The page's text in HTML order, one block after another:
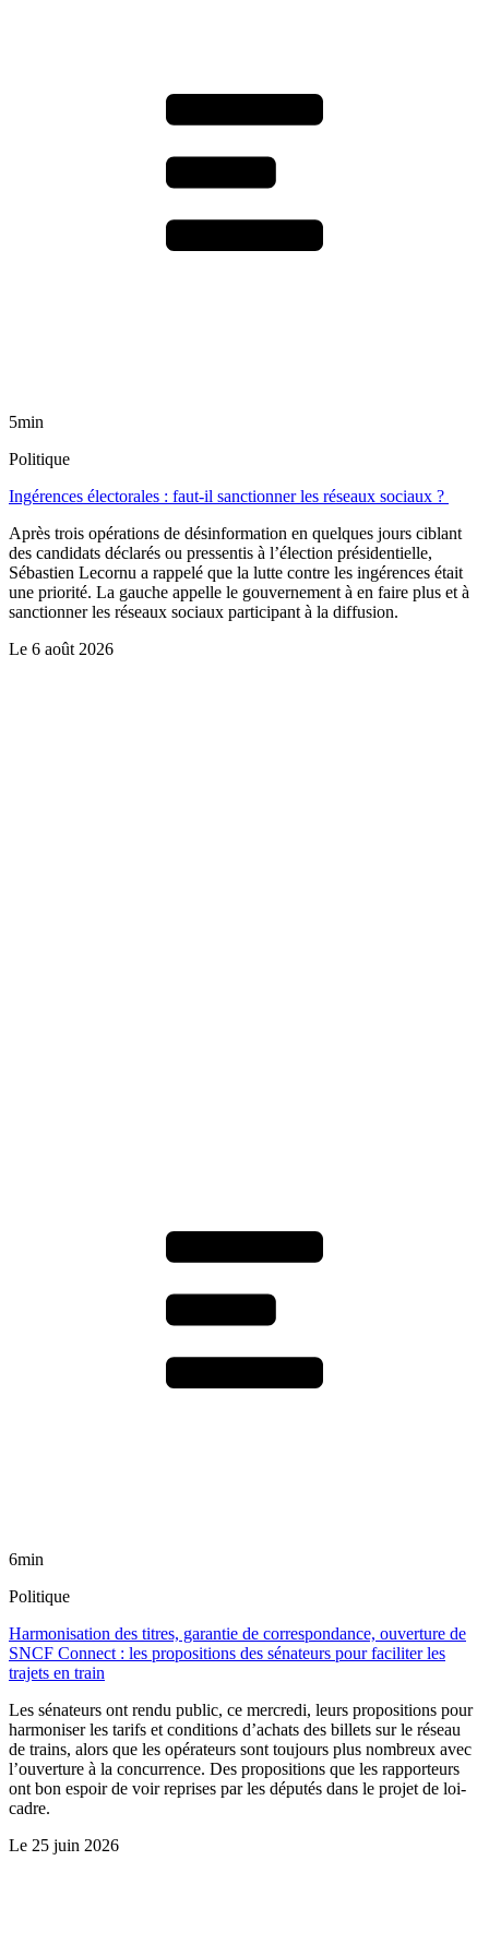
5min
Politique
Ingérences électorales : faut-il sanctionner les réseaux sociaux ?
Après trois opérations de désinformation en quelques jours ciblant
des candidats déclarés ou pressentis à l’élection présidentielle,
Sébastien Lecornu a rappelé que la lutte contre les ingérences était
une priorité. La gauche appelle le gouvernement à en faire plus et à
sanctionner les réseaux sociaux participant à la diffusion.
Le 6 août 2026
6min
Politique
Harmonisation des titres, garantie de correspondance, ouverture de
SNCF Connect : les propositions des sénateurs pour faciliter les
trajets en train
Les sénateurs ont rendu public, ce mercredi, leurs propositions pour
harmoniser les tarifs et conditions d’achats des billets sur le réseau
de trains, alors que les opérateurs sont toujours plus nombreux avec
l’ouverture à la concurrence. Des propositions que les rapporteurs
ont bon espoir de voir reprises par les députés dans le projet de loi-
cadre.
Le 25 juin 2026